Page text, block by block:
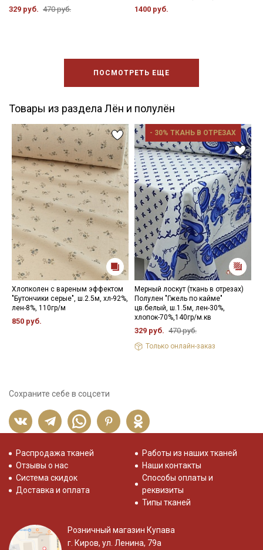
329 руб. 470 руб. 1400 руб.
ПОСМОТРЕТЬ ЕЩЕ
Товары из раздела Лён и полулён
Хлопколен с вареным эффектом
"Бутончики серые", ш.2.5м, хл-92%,
лен-8%, 110гр/м
850 руб.
- 30% ТКАНЬ В ОТРЕЗАХ
Мерный лоскут (ткань в отрезах)
Полулен "Гжель по кайме"
цв.белый, ш.1.5м, лен-30%,
хлопок-70%,140гр/м.кв
329 руб. 470 руб.
Только онлайн-заказ
Сохраните себе в соцсети
Распродажа тканей
Отзывы о нас
Система скидок
Доставка и оплата
Работы из наших тканей
Наши контакты
Способы оплаты и
реквизиты
Типы тканей
Розничный магазин Купава
г. Киров, ул. Ленина, 79а